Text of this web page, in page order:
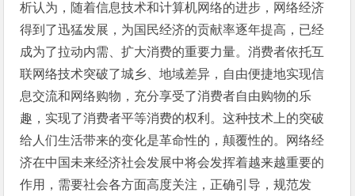
析认为，随着信息技术和计算机网络的进步，网络经济
得到了迅猛发展，为国民经济的贡献率逐年提高，已经
成为了拉动内需、扩大消费的重要力量。消费者依托互
联网络技术突破了城乡、地域差异，自由便捷地实现信
息交流和网络购物，充分享受了消费者自由购物的乐
趣，实现了消费者平等消费的权利。这种技术上的突破
给人们生活带来的变化是革命性的，颠覆性的。网络经
济在中国未来经济社会发展中将会发挥着越来越重要的
作用，需要社会各方面高度关注，正确引导，规范发